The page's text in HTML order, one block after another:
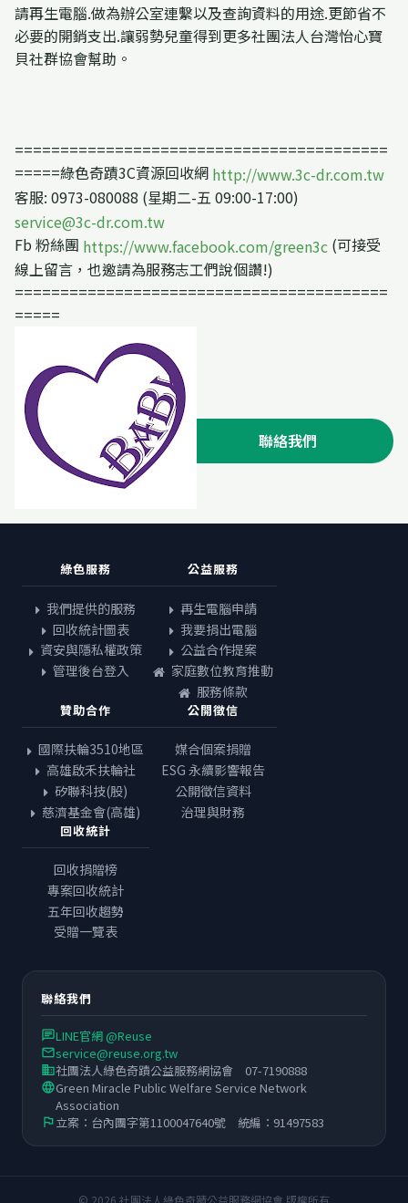
請再生電腦.做為辦公室連繫以及查詢資料的用途.更節省不
必要的開銷支出.讓弱勢兒童得到更多社團法人台灣怡心寶
貝社群協會幫助。
=========================================
=====綠色奇蹟3C資源回收網 http://www.3c-dr.com.tw
客服: 0973-080088 (星期二-五 09:00-17:00)
service@3c-dr.com.tw
Fb 粉絲團 https://www.facebook.com/green3c (可接受
線上留言，也邀請為服務志工們說個讚!)
=========================================
=====
聯絡我們
綠色服務
我們提供的服務
回收統計圖表
資安與隱私權政策
管理後台登入
公益服務
再生電腦申請
我要捐出電腦
公益合作提案
家庭數位教育推動
服務條款
贊助合作
國際扶輪3510地區
高雄啟禾扶輪社
矽聯科技(股)
慈濟基金會(高雄)
公開徵信
媒合個案捐贈
ESG 永續影響報告
公開徵信資料
治理與財務
回收統計
回收捐贈榜
專案回收統計
五年回收趨勢
受贈一覽表
聯絡我們
chatLINE官網 @Reuse
emailservice@reuse.org.tw
business社團法人綠色奇蹟公益服務網協會 07-7190888
languageGreen Miracle Public Welfare Service Network
Association
flag立案：台內團字第1100047640號 統編：91497583